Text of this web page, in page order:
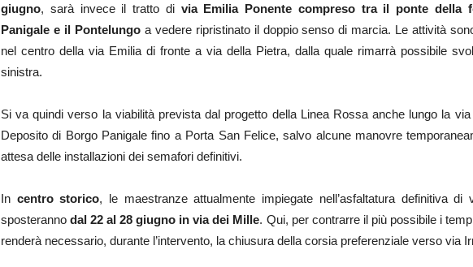
giugno, sarà invece il tratto di via Emilia Ponente compreso tra il ponte della
Panigale e il Pontelungoa vedere ripristinato il doppio senso di marcia. Le attività
nel centro della via Emilia di fronte a via della Pietra, dalla quale rimarrà possibile
sinistra.
Si va quindi verso la viabilità prevista dal progetto della Linea Rossa anche lungo la
Deposito di Borgo Panigale fino a Porta San Felice, salvo alcune manovre
attesa delle installazioni dei semafori definitivi.
In centro storico, le maestranze attualmente impiegate nell’asfaltatura definitiva
sposteranno dal 22 al 28 giugno in via dei Mille. Qui, per contrarre il più possibile i
renderà necessario, durante l’intervento, la chiusura della corsia preferenziale verso via